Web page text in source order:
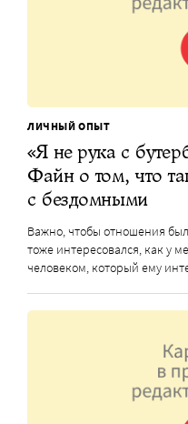
ЛИЧНЫЙ ОПЫТ
«Я не рука с
Файн о том, что
с бездомными
Важно, чтобы отношения
тоже интересовался, как у
человеком, который ему